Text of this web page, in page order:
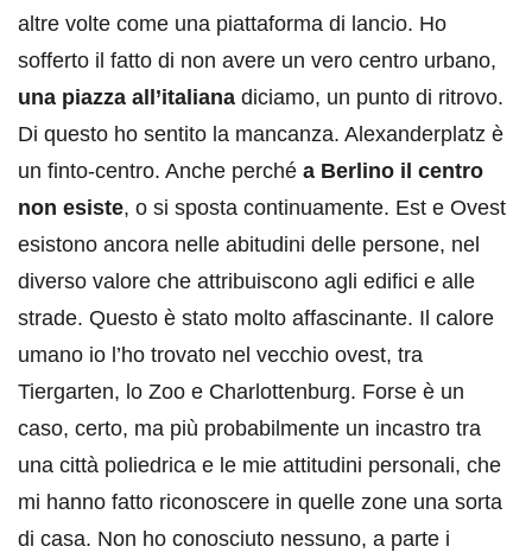
altre volte come una piattaforma di lancio. Ho
sofferto il fatto di non avere un vero centro urbano,
una piazza all’italiana diciamo, un punto di ritrovo.
Di questo ho sentito la mancanza. Alexanderplatz è
un finto-centro. Anche perché a Berlino il centro
non esiste, o si sposta continuamente. Est e Ovest
esistono ancora nelle abitudini delle persone, nel
diverso valore che attribuiscono agli edifici e alle
strade. Questo è stato molto affascinante. Il calore
umano io l’ho trovato nel vecchio ovest, tra
Tiergarten, lo Zoo e Charlottenburg. Forse è un
caso, certo, ma più probabilmente un incastro tra
una città poliedrica e le mie attitudini personali, che
mi hanno fatto riconoscere in quelle zone una sorta
di casa. Non ho conosciuto nessuno, a parte i